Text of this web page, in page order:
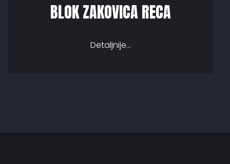
BLOK ZAKOVICA RECA
Detaljnije...